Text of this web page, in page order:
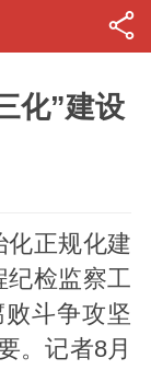
化”建设
化正规化建
纪检监察工
斗争攻坚
。记者8月